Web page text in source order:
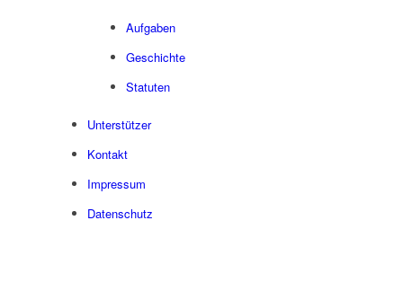
Aufgaben
Geschichte
Statuten
Unterstützer
Kontakt
Impressum
Datenschutz